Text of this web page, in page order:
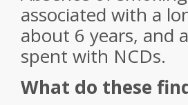
associated with a
about 6 years, and
spent with NCDs.
What do these